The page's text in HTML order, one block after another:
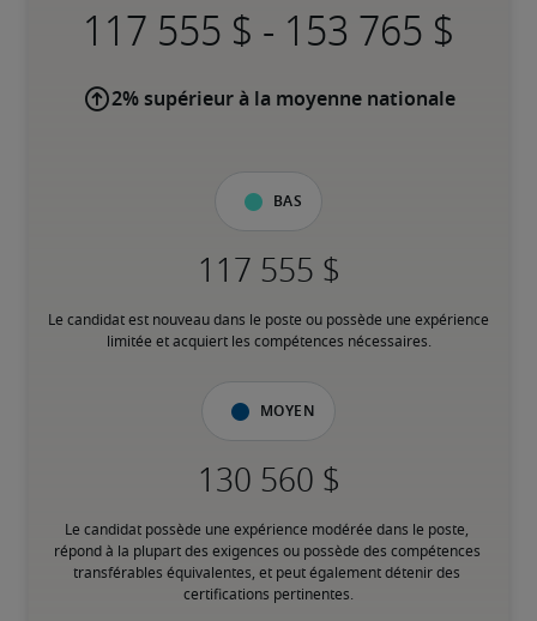
-
2% supérieur à la moyenne nationale
Bas
Le candidat est nouveau dans le poste ou possède une expérience
limitée et acquiert les compétences nécessaires.
Moyen
Le candidat possède une expérience modérée dans le poste,
répond à la plupart des exigences ou possède des compétences
transférables équivalentes, et peut également détenir des
certifications pertinentes.